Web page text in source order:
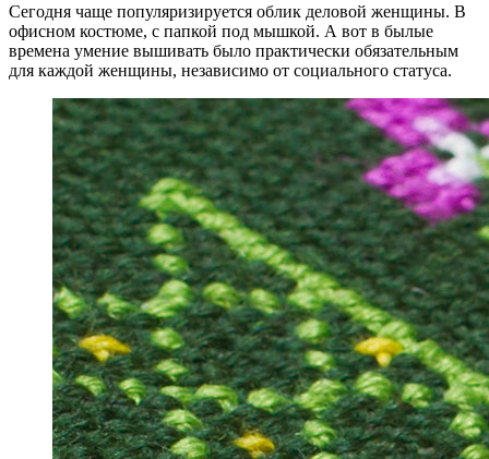
Сегодня чаще популяризируется облик деловой женщины. В
офисном костюме, с папкой под мышкой. А вот в былые
времена умение вышивать было практически обязательным
для каждой женщины, независимо от социального статуса.